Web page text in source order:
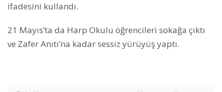
ifadesini kullandı.
21 Mayıs’ta da Harp Okulu öğrencileri sokağa çıktı
ve Zafer Anıtı’na kadar sessiz yürüyüş yaptı.